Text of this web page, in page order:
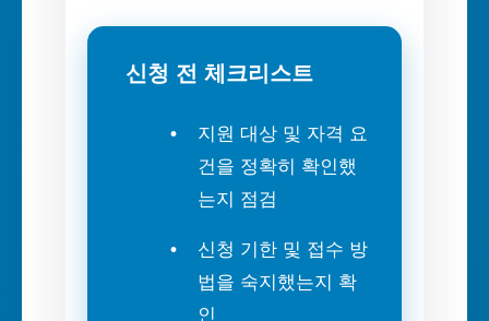
신청 전 체크리스트
지원 대상 및 자격 요
건을 정확히 확인했
는지 점검
신청 기한 및 접수 방
법을 숙지했는지 확
인